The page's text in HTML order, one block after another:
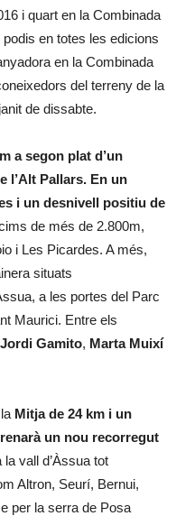
i quart en la Combinada
en totes les edicions
en la Combinada
del terreny de la
de dissabte.
a segon plat d’un
l’Alt Pallars. En un
i un desnivell positiu de
de més de 2.800m,
i Les Picardes. A més,
situats
a les portes del Parc
Maurici. Entre els
Jordi Gamito, Marta Muixí
Mitja de 24 km i un
un nou recorregut
vall d’Àssua tot
Altron, Seurí, Bernui,
per la serra de Posa